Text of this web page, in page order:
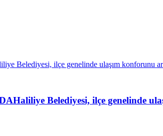
Belediyesi, ilçe genelinde